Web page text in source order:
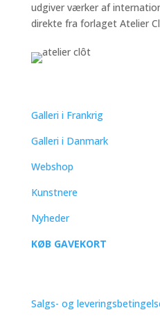
udgiver værker af
direkte fra forlaget Atelier
Galleri i Frankrig
Galleri i Danmark
Webshop
Kunstnere
Nyheder
KØB GAVEKORT
Salgs- og